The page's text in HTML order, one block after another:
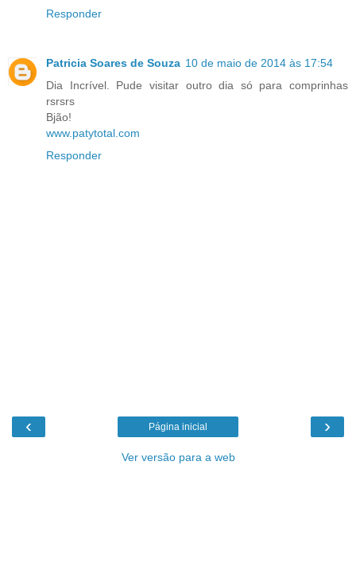
Responder
Patricia Soares de Souza 10 de maio de 2014 às 17:54
Dia Incrível. Pude visitar outro dia só para comprinhas
rsrsrs
Bjão!
www.patytotal.com
Responder
‹ ›
Página inicial
Ver versão para a web